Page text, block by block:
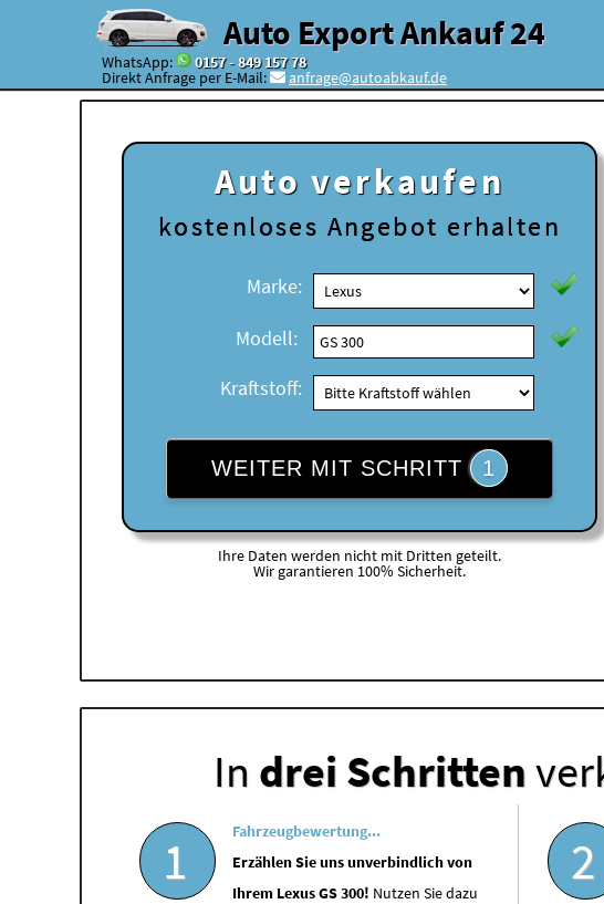
Auto Export Ankauf 24
WhatsApp: 0157 - 849 157 78
Direkt Anfrage per E-Mail: anfrage@autoabkauf.de
Auto verkaufen
kostenloses Angebot erhalten
Marke:
Modell:
Kraftstoff:
WEITER MIT SCHRITT 1
Ihre Daten werden nicht mit Dritten geteilt.
Wir garantieren 100% Sicherheit.
In drei Schritten
1
Fahrzeugbewertung...
Erzählen Sie uns unverbindlich von
Ihrem Lexus GS 300! Nutzen Sie dazu
2